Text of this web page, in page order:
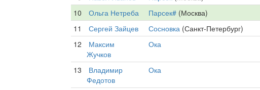
10
Ольга Нетреба Парсек#(Москва)
11
Сергей Зайцев Сосновка(Санкт-Петербург)
12
Максим
Жучков
Ока
13
Владимир
Федотов
Ока